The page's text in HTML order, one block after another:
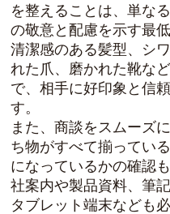
を整えることは、単な
の敬意と配慮を示す最
清潔感のある髪型、シ
れた爪、磨かれた靴な
で、相手に好印象と信
す。
また、商談をスムーズ
ち物がすべて揃ってい
になっているかの確認
社案内や製品資料、筆
タブレット端末なども